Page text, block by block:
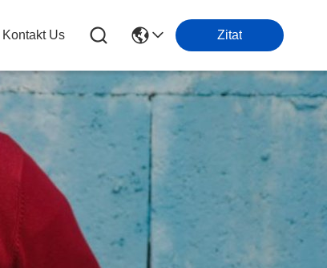
Kontakt Us Zitat